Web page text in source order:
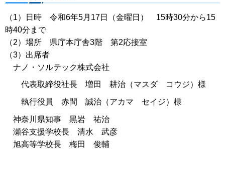
（1）日時 令和6年5月17日（金曜日） 15時30分から15
時40分まで
（2）場所 県庁本庁舎3階 第2応接室
（3）出席者
ナノ・ソルテック株式会社
代表取締役社長 増田 耕治（マスダ コウジ）様
執行役員 赤間 誠治（アカマ セイジ）様
神奈川県知事 黒岩 祐治
瀬谷支援学校長 清水 武彦
旭高等学校長 梅田 俊輔